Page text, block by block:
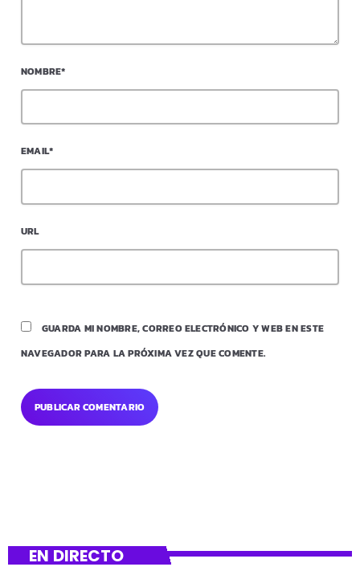
NOMBRE*
EMAIL*
URL
GUARDA MI NOMBRE, CORREO ELECTRÓNICO Y WEB EN ESTE
NAVEGADOR PARA LA PRÓXIMA VEZ QUE COMENTE.
EN DIRECTO